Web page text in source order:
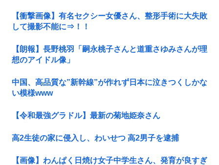
【衝撃画像】有名セクシー女優さん、整形手術に大失敗
して撮影不能に⇒！！
【朗報】長野桃羽「嗣永桃子さんと道重さゆみさんが理
想のアイドル像」
中国、高品質な”新幹線”が作れず日本に泣きつくしかな
い模様www
【令和最強グラドル】最新の菊地姫奈さん
高2生徒の家に侵入し、わいせつ 高2男子を逮捕
【画像】わんぱく日焼け女子中学生さん、発育が良すぎ